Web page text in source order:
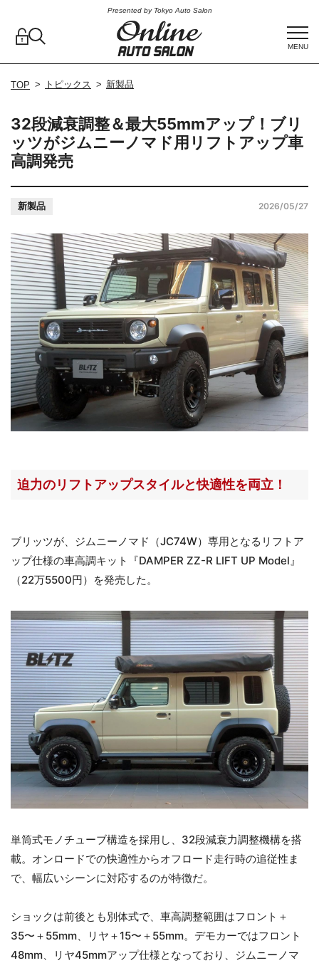
Presented by Tokyo Auto Salon
MENU
TOP トピックス 新製品
32段減衰調整＆最大55mmアップ！ブリ
ッツがジムニーノマド用リフトアップ車
高調発売
新製品 2026/05/27
迫力のリフトアップスタイルと快適性を両立！
ブリッツが、ジムニーノマド（JC74W）専用となるリフトア
ップ仕様の車高調キット『DAMPER ZZ-R LIFT UP Model』
（22万5500円）を発売した。
単筒式モノチューブ構造を採用し、32段減衰力調整機構を搭
載。オンロードでの快適性からオフロード走行時の追従性ま
で、幅広いシーンに対応するのが特徴だ。
ショックは前後とも別体式で、車高調整範囲はフロント＋
35〜＋55mm、リヤ＋15〜＋55mm。デモカーではフロント
48mm、リヤ45mmアップ仕様となっており、ジムニーノマ